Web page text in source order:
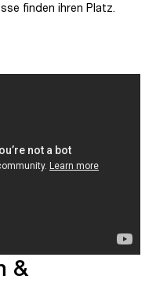
finden ihren Platz.
&